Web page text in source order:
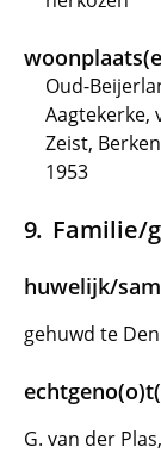
Oud-
Aagtekerke,
Zeist,
1953
Familie/
huwelijk/
gehuwd te
G. van der